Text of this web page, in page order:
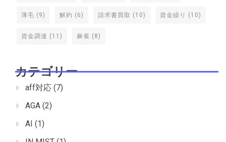
薄毛 (9) 解約 (6) 請求書買取 (10) 資金繰り (10)
資金調達 (11) 麻雀 (8)
カテゴリー
aff対応 (7)
AGA (2)
AI (1)